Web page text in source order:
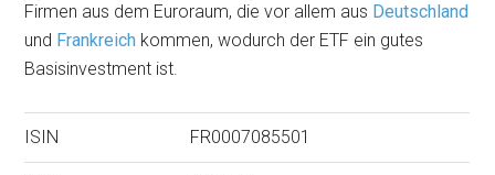
Firmen aus dem Euroraum, die vor allem aus Deutschland
und Frankreich kommen, wodurch der ETF ein gutes
Basisinvestment ist.
ISIN FR0007085501